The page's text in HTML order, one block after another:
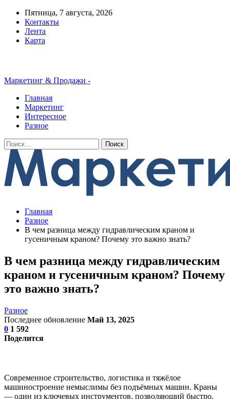
Пятница, 7 августа, 2026
Контакты
Лента
Карта
Маркетинг & Продажи -
Главная
Маркетинг
Интересное
Разное
Главная
Разное
В чем разница между гидравлическим краном и
гусеничным краном? Почему это важно знать?
В чем разница между гидравлическим
краном и гусеничным краном? Почему
это важно знать?
Разное
Последнее обновление Май 13, 2025
0 1 592
Поделится
Современное строительство, логистика и тяжёлое
машиностроение немыслимы без подъёмных машин. Краны
— один из ключевых инструментов, позволяющий быстро,